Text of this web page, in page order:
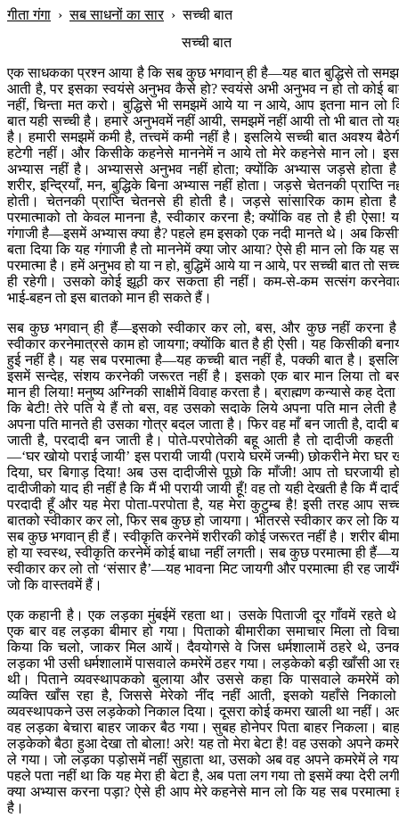
गीता गंगा ›सब साधनों का सार›सच्ची बात
सच्ची बात
एक साधकका प्रश्न आया है कि सब कुछ भगवान‍् ही है—यह बात बुद्धिसे तो
आती है, पर इसका स्वयंसे अनुभव कैसे हो? स्वयंसे अभी अनुभव न हो तो कोई
नहीं, चिन्ता मत करो। बुद्धिसे भी समझमें आये या न आये, आप इतना मान लो
बात यही सच्ची है। हमारे अनुभवमें नहीं आयी, समझमें नहीं आयी तो भी बात तो
है। हमारी समझमें कमी है, तत्त्वमें कमी नहीं है। इसलिये सच्ची बात अवश्य
हटेगी नहीं। और किसीके कहनेसे माननेमें न आये तो मेरे कहनेसे मान लो।
अभ्यास नहीं है। अभ्याससे अनुभव नहीं होता; क्योंकि अभ्यास जड़से होता
शरीर, इन्द्रियाँ, मन, बुद्धिके बिना अभ्यास नहीं होता। जड़से चेतनकी प्राप्ति
होती। चेतनकी प्राप्ति चेतनसे ही होती है। जड़से सांसारिक काम होता
परमात्माको तो केवल मानना है, स्वीकार करना है; क्योंकि वह तो है ही ऐसा!
गंगाजी है—इसमें अभ्यास क्या है? पहले हम इसको एक नदी मानते थे। अब
बता दिया कि यह गंगाजी है तो माननेमें क्या जोर आया? ऐसे ही मान लो कि यह
परमात्मा है। हमें अनुभव हो या न हो, बुद्धिमें आये या न आये, पर सच्ची बात तो
ही रहेगी। उसको कोई झूठी कर सकता ही नहीं। कम-से-कम सत्संग
भाई-बहन तो इस बातको मान ही सकते हैं।
सब कुछ भगवान‍् ही हैं—इसको स्वीकार कर लो, बस, और कुछ नहीं करना
स्वीकार करनेमात्रसे काम हो जायगा; क्योंकि बात है ही ऐसी। यह किसीकी
हुई नहीं है। यह सब परमात्मा है—यह कच्ची बात नहीं है, पक्‍की बात है।
इसमें सन्देह, संशय करनेकी जरूरत नहीं है। इसको एक बार मान लिया तो
मान ही लिया! मनुष्य अग्निकी साक्षीमें विवाह करता है। ब्राह्मण कन्यासे कह देता
कि बेटी! तेरे पति ये हैं तो बस, वह उसको सदाके लिये अपना पति मान लेती
अपना पति मानते ही उसका गोत्र बदल जाता है। फिर वह माँ बन जाती है, दादी
जाती है, परदादी बन जाती है। पोते-परपोतेकी बहू आती है तो दादीजी कहती
—‘घर खोयो पराई जायी’ इस परायी जायी (पराये घरमें जन्मी) छोकरीने मेरा घर
दिया, घर बिगाड़ दिया! अब उस दादीजीसे पूछो कि माँजी! आप तो घरजायी
दादीजीको याद ही नहीं है कि मैं भी परायी जायी हूँ! वह तो यही देखती है कि मैं
परदादी हूँ और यह मेरा पोता-परपोता है, यह मेरा कुटुम्ब है! इसी तरह आप
बातको स्वीकार कर लो, फिर सब कुछ हो जायगा। भीतरसे स्वीकार कर लो कि
सब कुछ भगवान‍् ही हैं। स्वीकृति करनेमें शरीरकी कोई जरूरत नहीं है। शरीर
हो या स्वस्थ, स्वीकृति करनेमें कोई बाधा नहीं लगती। सब कुछ परमात्मा ही
स्वीकार कर लो तो ‘संसार है’—यह भावना मिट जायगी और परमात्मा ही रह
जो कि वास्तवमें हैं।
एक कहानी है। एक लड़का मुंबईमें रहता था। उसके पिताजी दूर गाँवमें रहते
एक बार वह लड़का बीमार हो गया। पिताको बीमारीका समाचार मिला तो
किया कि चलो, जाकर मिल आयें। दैवयोगसे वे जिस धर्मशालामें ठहरे थे,
लड़का भी उसी धर्मशालामें पासवाले कमरेमें ठहर गया। लड़केको बड़ी खाँसी आ
थी। पिताने व्यवस्थापकको बुलाया और उससे कहा कि पासवाले कमरेमें
व्यक्ति खाँस रहा है, जिससे मेरेको नींद नहीं आती, इसको यहाँसे
व्यवस्थापकने उस लड़केको निकाल दिया। दूसरा कोई कमरा खाली था नहीं।
वह लड़का बेचारा बाहर जाकर बैठ गया। सुबह होनेपर पिता बाहर निकला।
लड़केको बैठा हुआ देखा तो बोला! अरे! यह तो मेरा बेटा है! वह उसको अपने
ले गया। जो लड़का पड़ोसमें नहीं सुहाता था, उसको अब वह अपने कमरेमें ले
पहले पता नहीं था कि यह मेरा ही बेटा है, अब पता लग गया तो इसमें क्या देरी
क्या अभ्यास करना पड़ा? ऐसे ही आप मेरे कहनेसे मान लो कि यह सब परमात्मा
है।